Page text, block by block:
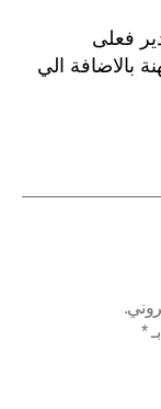
فعلى
بالاضافة الي
*